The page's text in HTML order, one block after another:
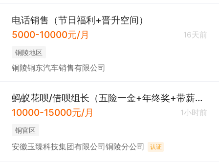
电话销售（节日福利+晋升空间）
5000-10000元/月
16天前
铜陵地区
铜陵铜东汽车销售有限公司
蚂蚁花呗/借呗组长（五险一金+年终奖+带薪年假+下午茶 +生日会）
10000-15000元/月
1小时前
铜官区
安徽玉臻科技集团有限公司铜陵分公司 认证